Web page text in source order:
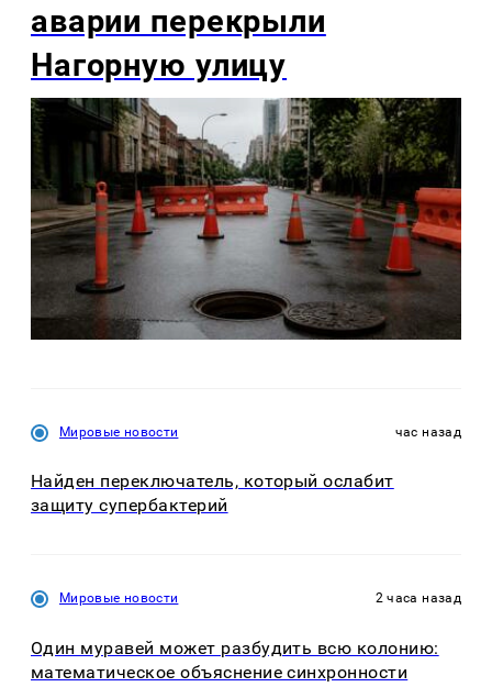
аварии перекрыли
Нагорную улицу
Мировые новости час назад
Найден переключатель, который ослабит
защиту супербактерий
Мировые новости 2 часа назад
Один муравей может разбудить всю колонию:
математическое объяснение синхронности